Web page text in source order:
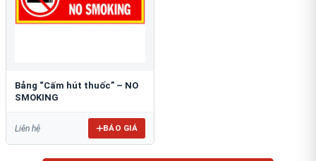
Bảng “Cấm hút thuốc” – NO
SMOKING
Liên hệ BÁO GIÁ